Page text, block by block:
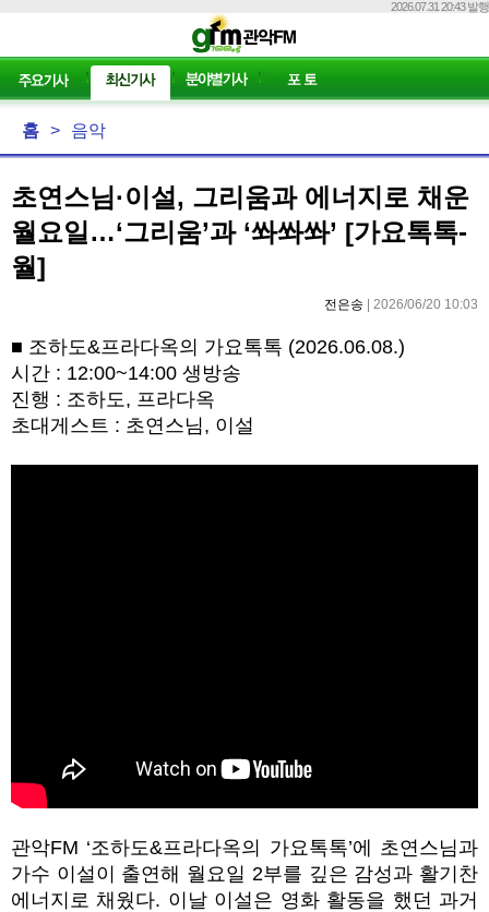
2026.07.31 20:43 발행
홈 > 음악
초연스님·이설, 그리움과 에너지로 채운
월요일…‘그리움’과 ‘쏴쏴쏴’ [가요톡톡-
월]
전은송 | 2026/06/20 10:03
■ 조하도&프라다옥의 가요톡톡 (2026.06.08.)
시간 : 12:00~14:00 생방송
진행 : 조하도, 프라다옥
초대게스트 : 초연스님, 이설
관악FM ‘조하도&프라다옥의 가요톡톡’에 초연스님과
가수 이설이 출연해 월요일 2부를 깊은 감성과 활기찬
에너지로 채웠다. 이날 이설은 영화 활동을 했던 과거